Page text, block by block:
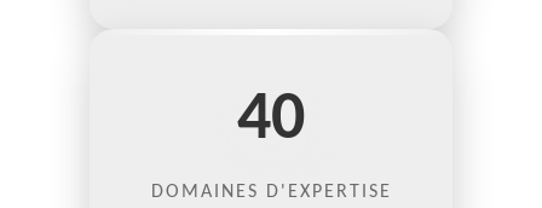
40
DOMAINES D'EXPERTISE